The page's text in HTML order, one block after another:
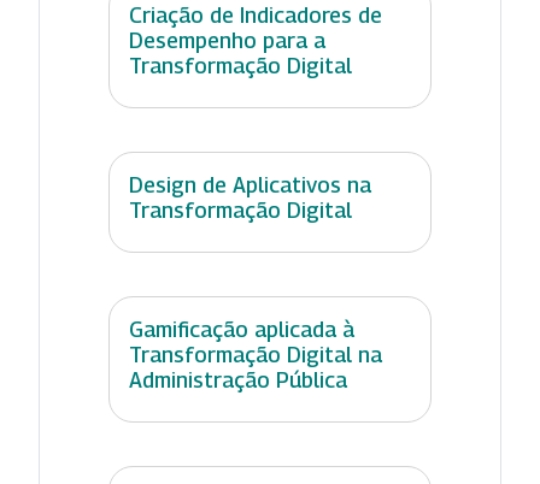
Criação de Indicadores de
Desempenho para a
Transformação Digital
Design de Aplicativos na
Transformação Digital
Gamificação aplicada à
Transformação Digital na
Administração Pública